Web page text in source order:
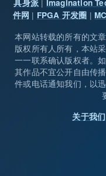
具身派 | Imagination
件网 | FPGA 开发圈 |
本网站转载的所有的文
版权所有人所有，本站
一一联系确认版权者。
其作品不宜公开自由传
件或电话通知我们，以
关于我们